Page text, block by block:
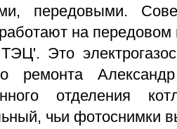
передовыми.
на
Это
ремонта
отделения
чьи фотоснимки